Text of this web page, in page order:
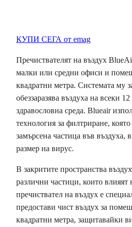
КУПИ СЕГА от emag
Пречиствателят на въздух
малки или средни офиси и
квадратни метра. Системата му
обеззаразява въздуха на всеки
здравословна среда. Blueair
технология за филтриране,
замърсена частица във въздуха,
размер на вирус.
В закритите пространства
различни частици, които влияят
пречиствател на въздух е
предостави чист въздух за
квадратни метра, защитавайки